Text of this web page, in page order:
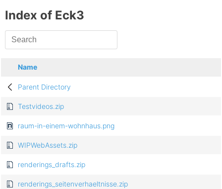
Index of Eck3
Name
Parent Directory
Testvideos.zip
raum-in-einem-wohnhaus.png
WIPWebAssets.zip
renderings_drafts.zip
renderings_seitenverhaeltnisse.zip